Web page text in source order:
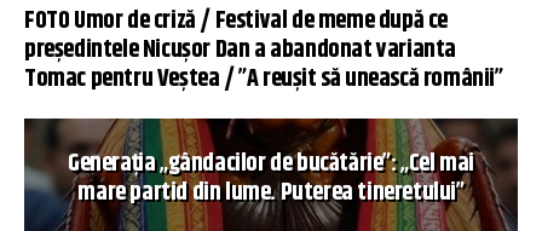
FOTO Umor de criză / Festival de meme după ce
președintele Nicușor Dan a abandonat varianta
Tomac pentru Veștea / ”A reușit să unească românii”
Generația „gândacilor de bucătărie”: „Cel mai
mare partid din lume. Puterea tineretului”